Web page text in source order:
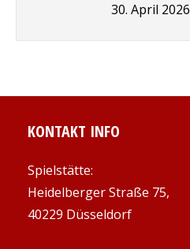
30. April 2026
KONTAKT INFO
Spielstätte:
Heidelberger Straße 75,
40229 Düsseldorf